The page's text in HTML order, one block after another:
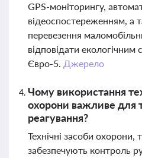
GPS-моніторингу,
відеоспостереженням, а
перевезення
відповідати
Євро-5. Джерело
Чому використання
охорони важливе для
реагування?
Технічні засоби охорони,
забезпечують контроль